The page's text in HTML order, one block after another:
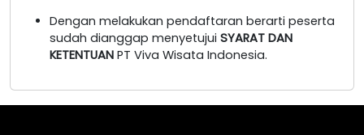
Dengan melakukan pendaftaran berarti peserta
sudah dianggap menyetujui SYARAT DAN
KETENTUAN PT Viva Wisata Indonesia.